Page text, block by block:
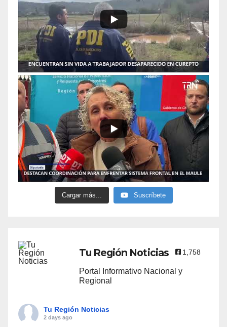
Cargar más... Suscríbete
Tu Región Noticias 1,758
Portal Informativo Nacional y
Regional
Tu Región Noticias
2 days ago